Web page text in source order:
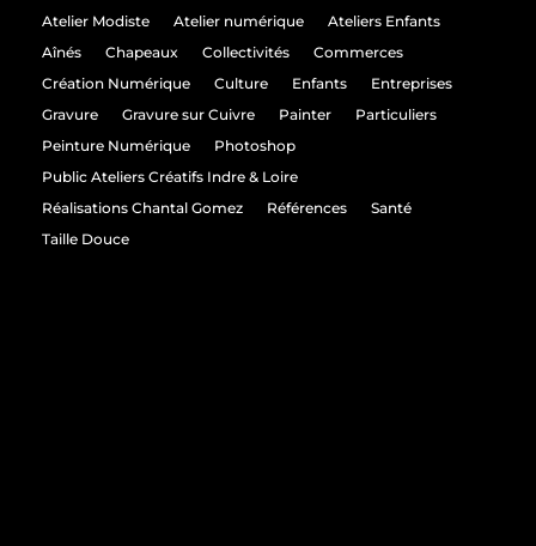
Atelier Modiste
Atelier numérique
Ateliers Enfants
Aînés
Chapeaux Collectivités
Commerces
Création Numérique
Culture Enfants
Entreprises
Gravure
Gravure sur Cuivre Painter
Particuliers
Peinture Numérique
Photoshop
Public Ateliers Créatifs Indre & Loire
Réalisations Chantal Gomez
Références
Santé
Taille Douce